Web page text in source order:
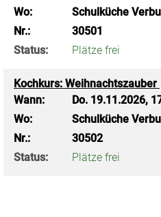
Wo:
Schulküche
Nr.:
30501
Status:
Plätze frei
Kochkurs: Weihnachtszauber
Wann:
Do. 19.11.2026,
Wo:
Schulküche
Nr.:
30502
Status:
Plätze frei